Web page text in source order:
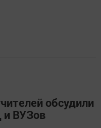
обсудили
и ВУЗов